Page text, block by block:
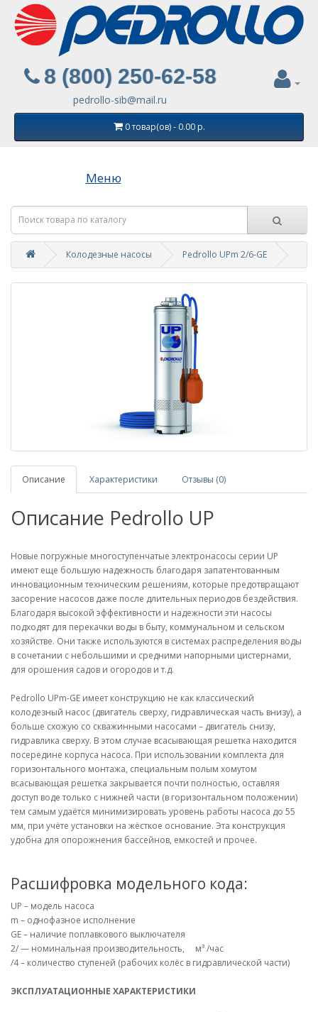
8 (800) 250-62-58
pedrollo-sib@mail.ru
0 товар(ов) - 0.00 р.
Меню
Колодезные насосы Pedrollo UPm 2/6-GE
Описание Характеристики Отзывы (0)
Описание Pedrollo UP
Новые погружные многоступенчатые электронасосы серии UP
имеют еще большую надежность благодаря запатентованным
инновационным техническим решениям, которые предотвращают
засорение насосов даже после длительных периодов бездействия.
Благодаря высокой эффективности и надежности эти насосы
подходят для перекачки воды в быту, коммунальном и сельском
хозяйстве. Они также используются в системах распределения воды
в сочетании с небольшими и средними напорными цистернами,
для орошения садов и огородов и т.д.
Pedrollo UPm-GE имеет конструкцию не как классический
колодезный насос (двигатель сверху, гидравлическая часть внизу), а
больше схожую со скважинными насосами – двигатель снизу,
гидравлика сверху. В этом случае всасывающая решетка находится
посередине корпуса насоса. При использовании комплекта для
горизонтального монтажа, специальным полым хомутом
всасывающая решетка закрывается почти полностью, оставляя
доступ воде только с нижней части (в горизонтальном положении)
тем самым удаётся минимизировать уровень работы насоса до 55
мм, при учёте установки на жёсткое основание. Эта конструкция
удобна для опорожнения бассейнов, емкостей и прочее.
Расшифровка модельного кода:
UP – модель насоса
m – однофазное исполнение
GE – наличие поплавкового выключателя
2/ — номинальная производительность, м³ /час
/4 – количество ступеней (рабочих колёс в гидравлической части)
ЭКСПЛУАТАЦИОННЫЕ ХАРАКТЕРИСТИКИ